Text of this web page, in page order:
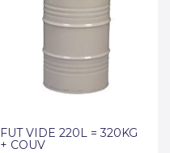
FUT VIDE 220L = 320KG
+ COUV